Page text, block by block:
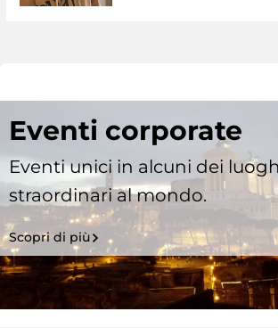
Eventi corporate
Eventi unici in alcuni dei
straordinari al mondo.
Scopri di più